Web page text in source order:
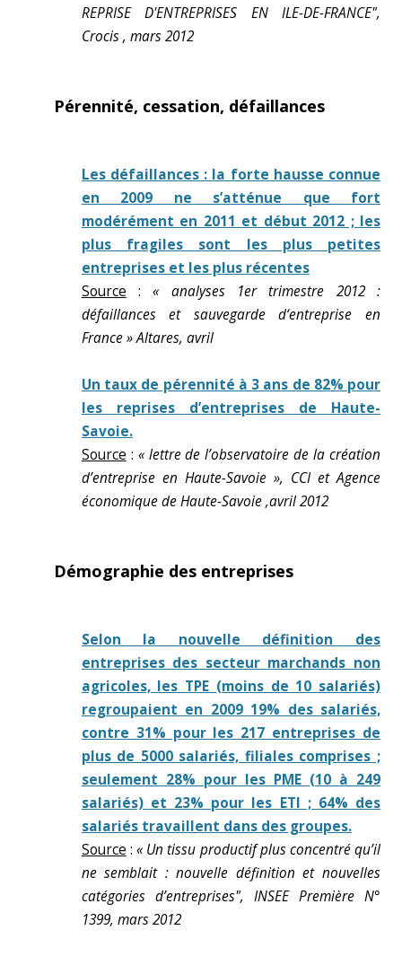
REPRISE D'ENTREPRISES EN ILE-DE-FRANCE",
Crocis , mars 2012
Pérennité, cessation, défaillances
Les défaillances : la forte hausse connue
en 2009 ne s’atténue que fort
modérément en 2011 et début 2012 ; les
plus fragiles sont les plus petites
entreprises et les plus récentes
Source :« analyses 1er trimestre 2012 :
défaillances et sauvegarde d‘entreprise en
France » Altares, avril
Un taux de pérennité à 3 ans de 82% pour
les reprises d’entreprises de Haute-
Savoie.
Source : « lettre de l’observatoire de la création
d’entreprise en Haute-Savoie », CCI et Agence
économique de Haute-Savoie ,avril 2012
Démographie des entreprises
Selon la nouvelle définition des
entreprises des secteur marchands non
agricoles, les TPE (moins de 10 salariés)
regroupaient en 2009 19% des salariés,
contre 31% pour les 217 entreprises de
plus de 5000 salariés, filiales comprises ;
seulement 28% pour les PME (10 à 249
salariés) et 23% pour les ETI ; 64% des
salariés travaillent dans des groupes.
Source :« Un tissu productif plus concentré qu’il
ne semblait : nouvelle définition et nouvelles
catégories d’entreprises", INSEE Première N°
1399, mars 2012